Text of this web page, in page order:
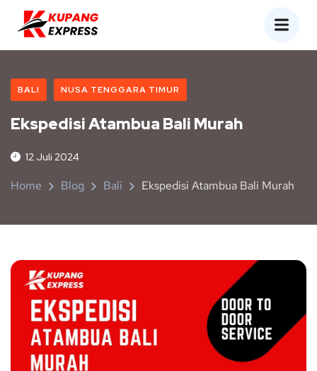
BALI NUSA TENGGARA TIMUR
Ekspedisi Atambua Bali Murah
12 Juli 2024
Home Blog Bali Ekspedisi Atambua Bali Murah